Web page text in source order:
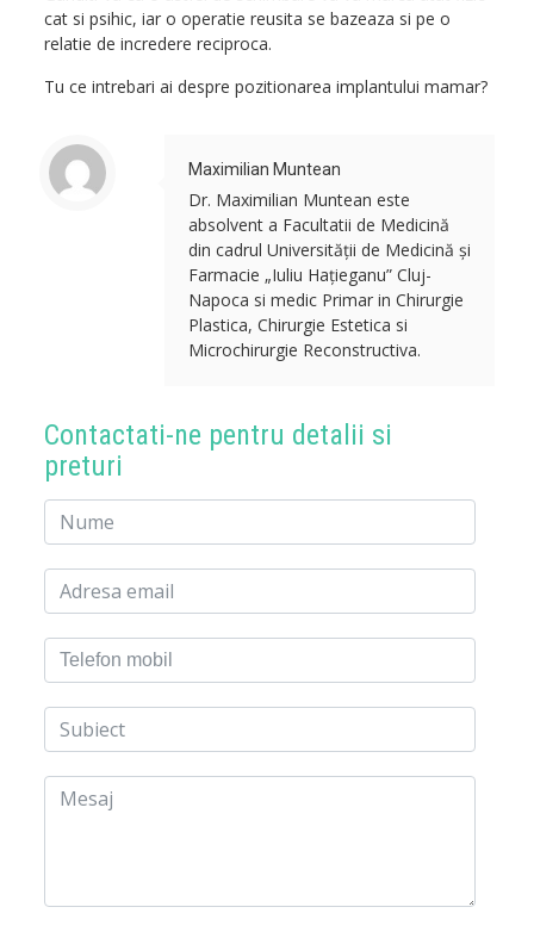
cat si psihic, iar o operatie reusita se bazeaza si pe o
relatie de incredere reciproca.
Tu ce intrebari ai despre pozitionarea implantului mamar?
Maximilian Muntean
Dr. Maximilian Muntean este
absolvent a Facultatii de Medicină
din cadrul Universității de Medicină și
Farmacie „Iuliu Hațieganu” Cluj-
Napoca si medic Primar in Chirurgie
Plastica, Chirurgie Estetica si
Microchirurgie Reconstructiva.
Contactati-ne pentru detalii si
preturi